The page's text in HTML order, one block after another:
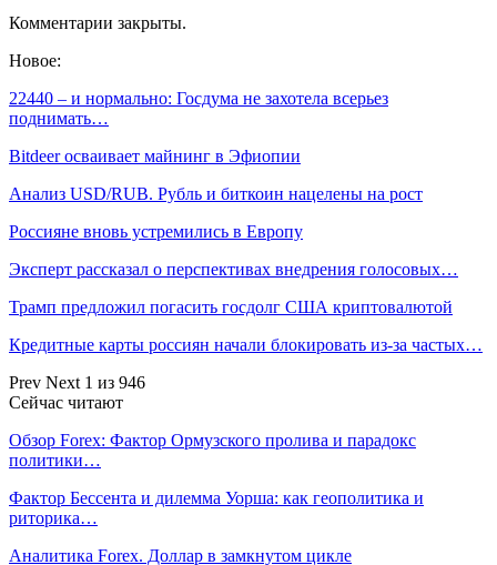
Комментарии закрыты.
Новое:
22440 – и нормально: Госдума не захотела всерьез
поднимать…
Bitdeer осваивает майнинг в Эфиопии
Анализ USD/RUB. Рубль и биткоин нацелены на рост
Россияне вновь устремились в Европу
Эксперт рассказал о перспективах внедрения голосовых…
Трамп предложил погасить госдолг США криптовалютой
Кредитные карты россиян начали блокировать из-за частых…
Prev Next 1 из 946
Сейчас читают
Обзор Forex: Фактор Ормузского пролива и парадокс
политики…
Фактор Бессента и дилемма Уорша: как геополитика и
риторика…
Аналитика Forex. Доллар в замкнутом цикле